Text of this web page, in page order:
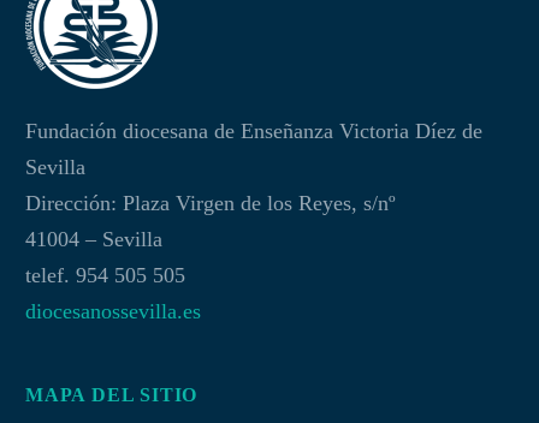
Fundación diocesana de Enseñanza Victoria Díez de
Sevilla
Dirección: Plaza Virgen de los Reyes, s/nº
41004 – Sevilla
telef. 954 505 505
diocesanossevilla.es
MAPA DEL SITIO